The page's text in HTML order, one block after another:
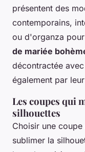
présentent des
contemporains,
ou d'organza
de mariée
décontractée
également par
Les coupes qui
silhouettes
Choisir une
sublimer la